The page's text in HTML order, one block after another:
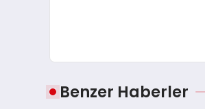
Benzer Haberler